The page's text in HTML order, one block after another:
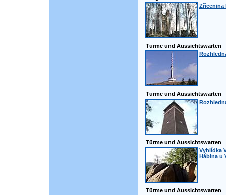
Zřícenina
Türme und Aussichtswarten
Türme und Aussichtswarten
Türme und Aussichtswarten
Vyhlídka
Hábina u
Türme und Aussichtswarten